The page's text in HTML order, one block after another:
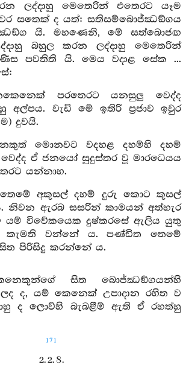
ලද්දාහු මෙතෙරින් එතෙරට යෑම
සතෙක් ද යත්: සතිසම්බොජ්ඣඞ්ගය
යි. මහණෙනි, මේ සත්බොජඟ
බහුල කරන ලද්දාහු මෙතෙරින්
පවතිති යි. මෙය වදාළ සේක ...
පරතෙරට යනසුලු වෙද්ද
වැඩි මේ ඉතිරි ප්‍රජාව ඉවුර
දුවයි.
මොනවට වදහළ දහම්හි දහම්
ඒ ජනයෝ සුදුස්තර වූ මාරධෙයය
යන්නාහ.
අකුසල් දහම් දුරු කොට කුසල්
නිවන ඇරබ සසරින් කාමයන් අත්හැර
යම් විවේකයෙක දුෂ්කරසේ ඇලිය යුතු
වන්නේ ය. පණ්ඩිත තෙමේ
පිරිසිදු කරන්නේ ය.
සිත බොජ්ඣඞ්ගයන්හි
ද, යම් කෙනෙක් උපාදාන රහිත ව
ද ලොව්හි බැබළීම් ඇති ඒ රහත්හු
171
2. 2. 8.